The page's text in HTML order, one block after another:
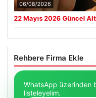
06/08/2026
22 Mayıs 2026 Güncel
Rehbere Firma Ekle
WhatsApp üzerinden
listeleyelim.